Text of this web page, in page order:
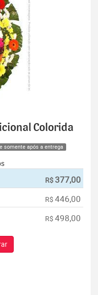
Colorida
somente após a entrega
R$ 377,00
R$ 446,00
R$ 498,00